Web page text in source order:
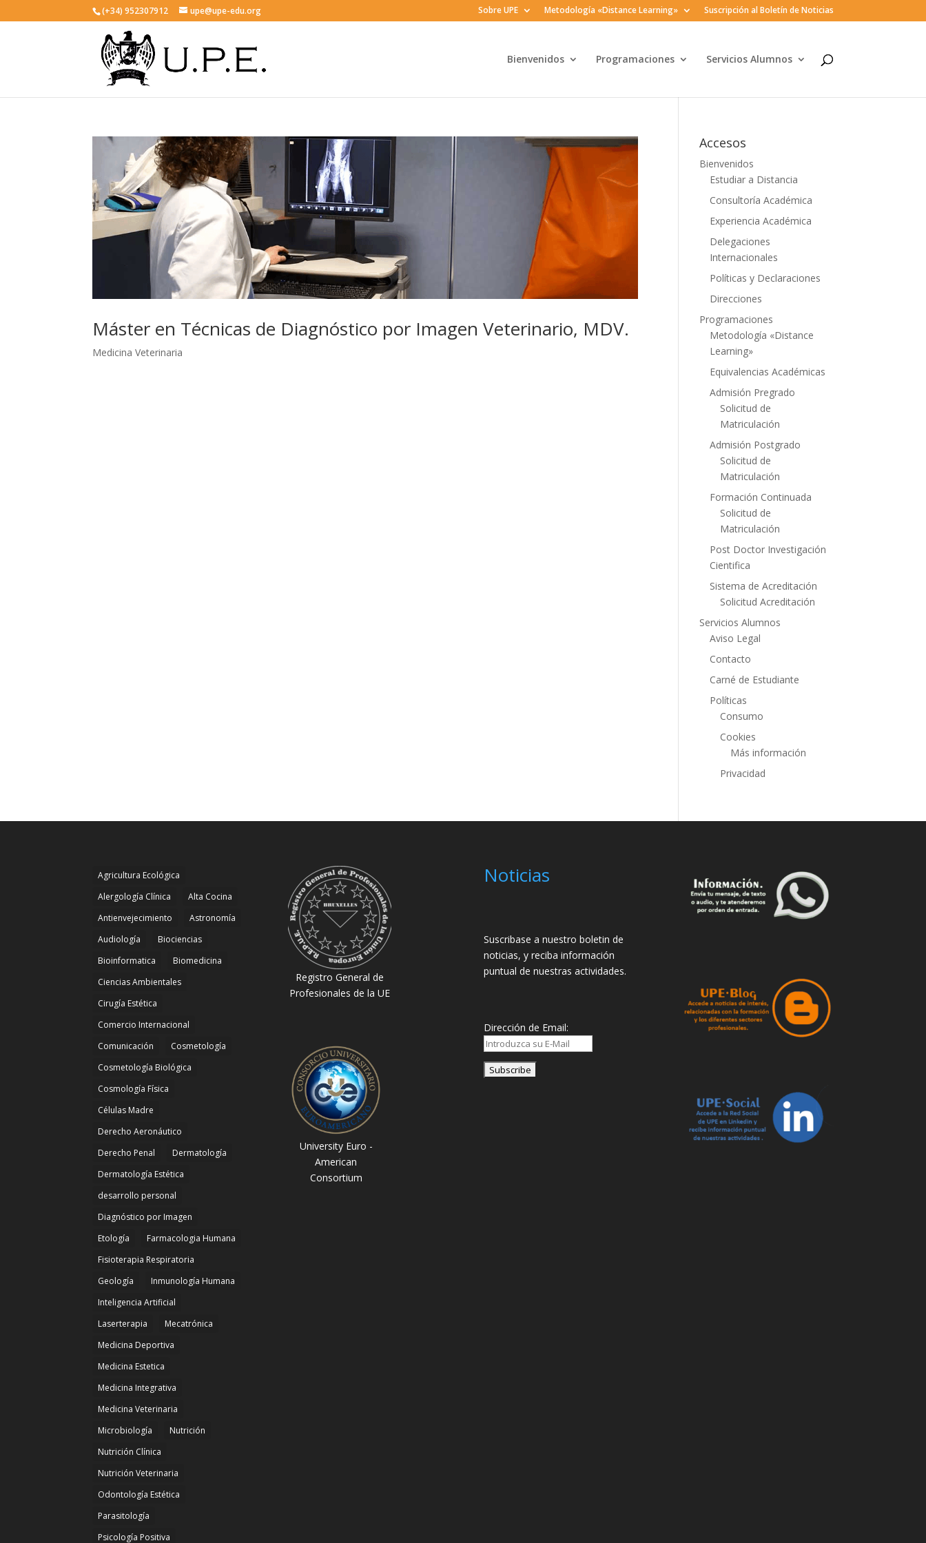
(+34) 952307912 upe@upe-edu.org Sobre UPE Metodología «Distance Learning» Suscripción al Boletín de Noticias
Bienvenidos Programaciones Servicios Alumnos
Máster en Técnicas de Diagnóstico por Imagen Veterinario, MDV.
Medicina Veterinaria
Accesos
Bienvenidos
Estudiar a Distancia
Consultoría Académica
Experiencia Académica
Delegaciones
Internacionales
Políticas y Declaraciones
Direcciones
Programaciones
Metodología «Distance
Learning»
Equivalencias Académicas
Admisión Pregrado
Solicitud de
Matriculación
Admisión Postgrado
Solicitud de
Matriculación
Formación Continuada
Solicitud de
Matriculación
Post Doctor Investigación
Cientifica
Sistema de Acreditación
Solicitud Acreditación
Servicios Alumnos
Aviso Legal
Contacto
Carné de Estudiante
Políticas
Consumo
Cookies
Más información
Privacidad
Agricultura Ecológica
Alergología Clínica
Alta Cocina
Antienvejecimiento
Astronomía
Audiología
Biociencias
Bioinformatica
Biomedicina
Ciencias Ambientales
Cirugía Estética
Comercio Internacional
Comunicación
Cosmetología
Cosmetología Biológica
Cosmología Física
Células Madre
Derecho Aeronáutico
Derecho Penal
Dermatología
Dermatología Estética
desarrollo personal
Diagnóstico por Imagen
Etología
Farmacologia Humana
Fisioterapia Respiratoria
Geología
Inmunología Humana
Inteligencia Artificial
Laserterapia
Mecatrónica
Medicina Deportiva
Medicina Estetica
Medicina Integrativa
Medicina Veterinaria
Microbiología
Nutrición
Nutrición Clínica
Nutrición Veterinaria
Odontología Estética
Parasitología
Psicología Positiva
Registro General de
Profesionales de la UE
University Euro -
American
Consortium
Noticias
Suscribase a nuestro boletin de
noticias, y reciba información
puntual de nuestras actividades.
Dirección de Email: